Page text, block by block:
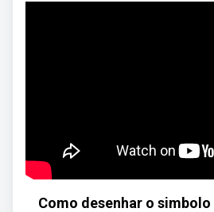
Como desenhar o simbolo